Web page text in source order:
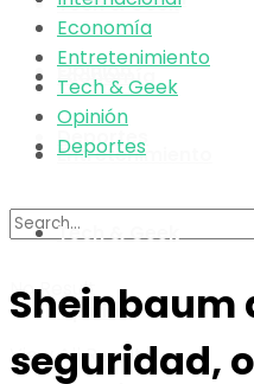
Opinión
Deportes
No Result
View All Result
Economía
Entretenimiento
Tech & Geek
Opinión
Economía
Entretenimiento
Tech & Geek
Opinión
Deportes
Sheinbaum
seguridad,